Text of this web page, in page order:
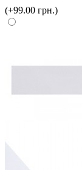
(+99.00 грн.)